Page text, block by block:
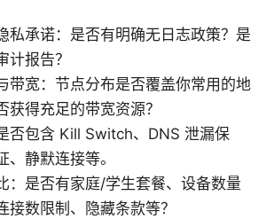
私承诺：是否有明确无日志政策？是
计报告？
带宽：节点分布是否覆盖你常用的地
获得充足的带宽资源？
否包含 Kill Switch、DNS 泄漏保
、静默连接等。
：是否有家庭/学生套餐、设备数量
接数限制、隐藏条款等？